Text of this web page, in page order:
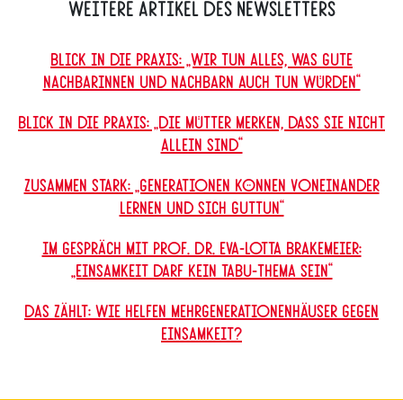
Weitere Artikel des Newsletters
Blick in die Praxis: „Wir tun alles, was gute
Nachbarinnen und Nachbarn auch tun würden“
Blick in die Praxis: „Die Mütter merken, dass sie nicht
allein sind“
Zusammen stark: „Generationen können voneinander
lernen und sich guttun“
Im Gespräch mit Prof. Dr. Eva-Lotta Brakemeier:
„Einsamkeit darf kein Tabu-Thema sein“
Das zählt: Wie helfen Mehrgenerationenhäuser gegen
Einsamkeit?